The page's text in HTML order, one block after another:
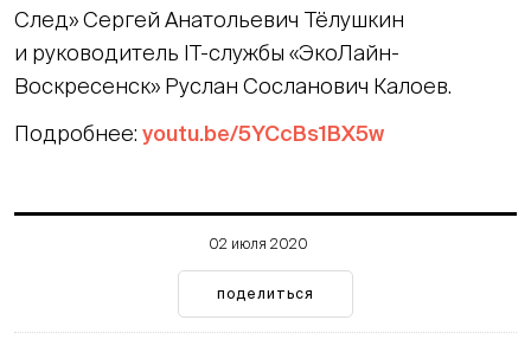
След» Сергей Анатольевич Тёлушкин
и руководитель IT-службы «ЭкоЛайн-
Воскресенск» Руслан Сосланович Калоев.
Подробнее: youtu.be/5YCcBs1BX5w
02 июля 2020
поделиться